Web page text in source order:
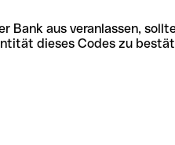
Bank aus veranlassen,
dieses Codes zu